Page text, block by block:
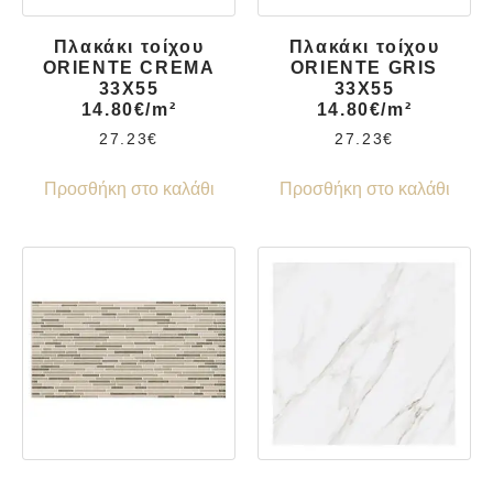
Πλακάκι τοίχου
ORIENTE CREMA
33X55
14.80€/m²
27.23€
Προσθήκη στο καλάθι
Πλακάκι τοίχου
ORIENTE GRIS
33X55
14.80€/m²
27.23€
Προσθήκη στο καλάθι